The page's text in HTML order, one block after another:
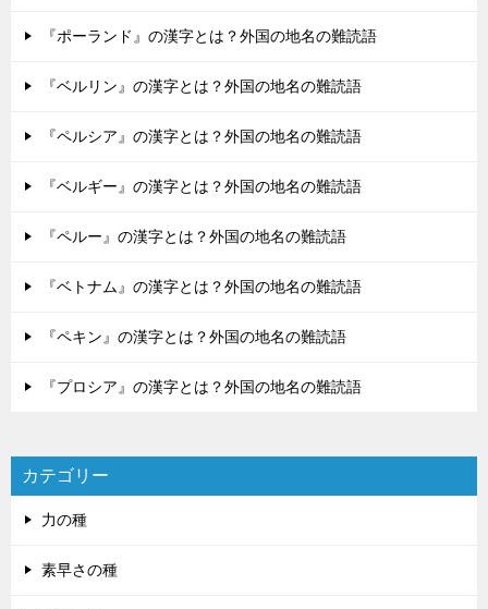
『ポーランド』の漢字とは？外国の地名の難読語
『ベルリン』の漢字とは？外国の地名の難読語
『ペルシア』の漢字とは？外国の地名の難読語
『ベルギー』の漢字とは？外国の地名の難読語
『ペルー』の漢字とは？外国の地名の難読語
『ベトナム』の漢字とは？外国の地名の難読語
『ペキン』の漢字とは？外国の地名の難読語
『プロシア』の漢字とは？外国の地名の難読語
カテゴリー
力の種
素早さの種